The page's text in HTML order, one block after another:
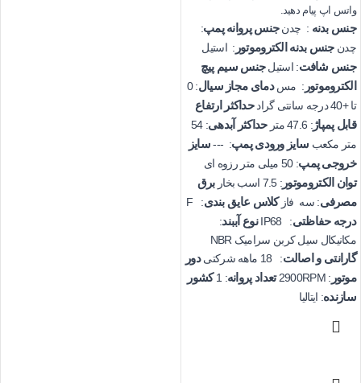
واتس اپ پیام دهید.
جنس بدنه : چدنجنس پروانه پمپ:
چدنجنس بدنه الکتروموتور : استیل
جنس شافت: استیلجنس سیم پیچ
الکتروموتور : مسدمای مجاز سیال : 0
تا +40 درجه سانتی گراد
حداکثر ارتفاع
قابل پمپاژ: 47.6 متر حداکثر آبدهی : 54
متر مکعب سایز ورودی پمپ: ---سایز
خروجی پمپ: 50 میلی متر رزوه ای
توان الکتروموتور : 7.5 اسب بخار
برق
مصرفی: سه فازکلاس عایق بندی: F
درجه حفاظتی: IP68 نوع آببند:
مکانیکال سیل کربن سرامیک NBR
گارانتی و اصالت: 18 ماهه شرکتی
دور
موتور : 2900RPM تعداد پروانه: 1
کشور
سازنده: ایتالیا